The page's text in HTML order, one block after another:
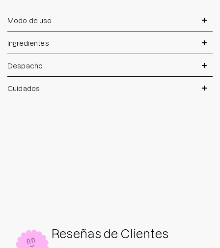
Modo de uso
Ingredientes
Despacho
Cuidados
Reseñas de Clientes